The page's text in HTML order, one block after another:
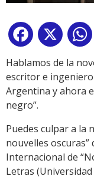
Facebook
X
Hablamos de la
escritor e
Argentina y ahora
negro”.
Puedes culpar a la
nouvelles
Internacional de
Letras